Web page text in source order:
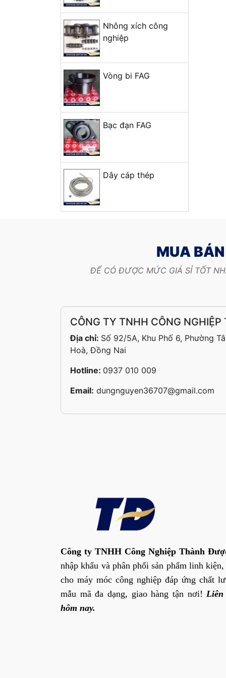
+ Mở nhóm...
Nhông xích công
nghiệp
Vòng bi FAG
Bạc đạn FAG
Dây cáp thép
MUA
ĐỂ CÓ ĐƯỢC MỨC GIÁ SỈ TỐT
CÔNG TY TNHH CÔNG
Địa chỉ: Số 92/5A, Khu Phố 6, Phường
Hoà, Đồng Nai
Hotline: 0937 010 009
Email: dungnguyen36707@gmail.com
Công ty TNHH Công Nghiệp Thành
nhập khẩu và phân phối sản phẩm linh
cho máy móc công nghiệp đáp ứng chất
mẫu mã đa dạng, giao hàng tận nơi! Liên
hôm nay.